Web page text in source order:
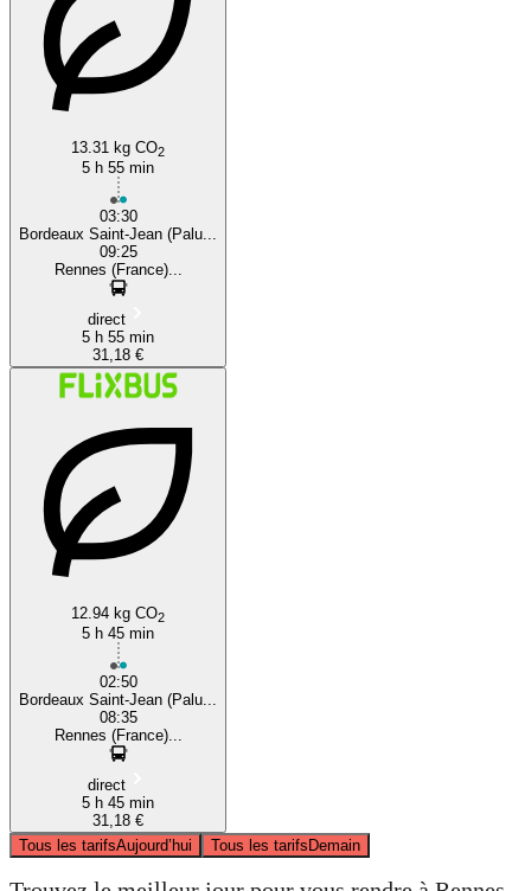
13.31 kg CO2
5 h 55 min
03:30
Bordeaux Saint-Jean (Palu...
09:25
Rennes (France)...
direct
5 h 55 min
31,18 €
12.94 kg CO2
5 h 45 min
02:50
Bordeaux Saint-Jean (Palu...
08:35
Rennes (France)...
direct
5 h 45 min
31,18 €
Tous les tarifsAujourd’hui Tous les tarifsDemain